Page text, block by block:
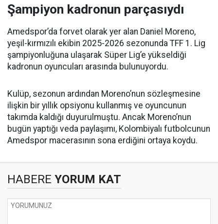
Şampiyon kadronun parçasıydı
Amedspor’da forvet olarak yer alan Daniel Moreno,
yeşil-kırmızılı ekibin 2025-2026 sezonunda TFF 1. Lig
şampiyonluğuna ulaşarak Süper Lig’e yükseldiği
kadronun oyuncuları arasında bulunuyordu.
Kulüp, sezonun ardından Moreno’nun sözleşmesine
ilişkin bir yıllık opsiyonu kullanmış ve oyuncunun
takımda kaldığı duyurulmuştu. Ancak Moreno’nun
bugün yaptığı veda paylaşımı, Kolombiyalı futbolcunun
Amedspor macerasının sona erdiğini ortaya koydu.
HABERE YORUM KAT